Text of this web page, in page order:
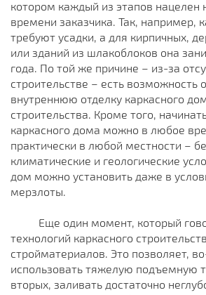
котором каждый из этапов нацелен
времени заказчика. Так, например,
требуют усадки, а для кирпичных,
или зданий из шлакоблоков она
года. По той же причине – из-за
строительстве – есть возможность
внутреннюю отделку каркасного
строительства. Кроме того,
каркасного дома можно в любое
практически в любой местности –
климатические и геологические
дом можно установить даже в
мерзлоты.
Еще один момент, который
технологий каркасного
стройматериалов. Это позволяет,
использовать тяжелую подъемную
вторых, заливать достаточно